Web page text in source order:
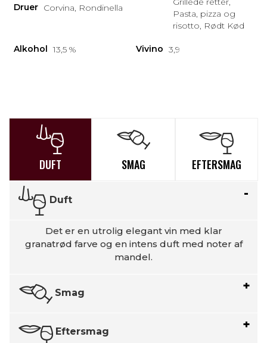
Druer Corvina, Rondinella
Pasta, pizza og
risotto, Rødt Kød
Alkohol 13,5 % Vivino 3,9
DUFT SMAG EFTERSMAG
Duft
Det er en utrolig elegant vin med klar
granatrød farve og en intens duft med noter af
mandel.
Smag
Eftersmag